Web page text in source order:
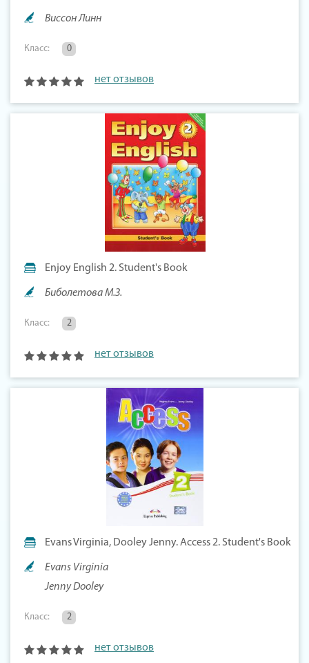
Виссон Линн
Класс: 0
нет отзывов
Enjoy English 2. Student's Book
Биболетова М.З.
Класс: 2
нет отзывов
Evans Virginia, Dooley Jenny. Access 2. Student's Book
Evans Virginia
Jenny Dooley
Класс: 2
нет отзывов